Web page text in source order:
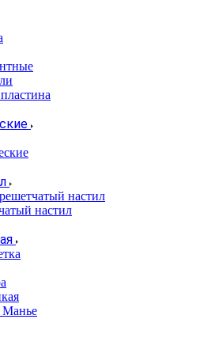
настил
настил
Манье